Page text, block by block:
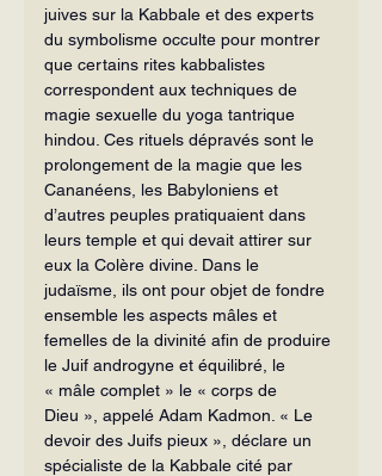
juives sur la Kabbale et des experts
du symbolisme occulte pour montrer
que certains rites kabbalistes
correspondent aux techniques de
magie sexuelle du yoga tantrique
hindou. Ces rituels dépravés sont le
prolongement de la magie que les
Cananéens, les Babyloniens et
d’autres peuples pratiquaient dans
leurs temple et qui devait attirer sur
eux la Colère divine. Dans le
judaïsme, ils ont pour objet de fondre
ensemble les aspects mâles et
femelles de la divinité afin de produire
le Juif androgyne et équilibré, le
« mâle complet » le « corps de
Dieu », appelé Adam Kadmon. « Le
devoir des Juifs pieux », déclare un
spécialiste de la Kabbale cité par